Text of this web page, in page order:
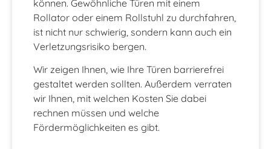
können. Gewöhnliche Türen mit einem
Rollator oder einem Rollstuhl zu durchfahren,
ist nicht nur schwierig, sondern kann auch ein
Verletzungsrisiko bergen.
Wir zeigen Ihnen, wie Ihre Türen barrierefrei
gestaltet werden sollten. Außerdem verraten
wir Ihnen, mit welchen Kosten Sie dabei
rechnen müssen und welche
Fördermöglichkeiten es gibt.